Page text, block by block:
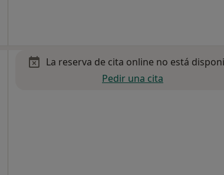
La reserva de cita online no está
Pedir una cita